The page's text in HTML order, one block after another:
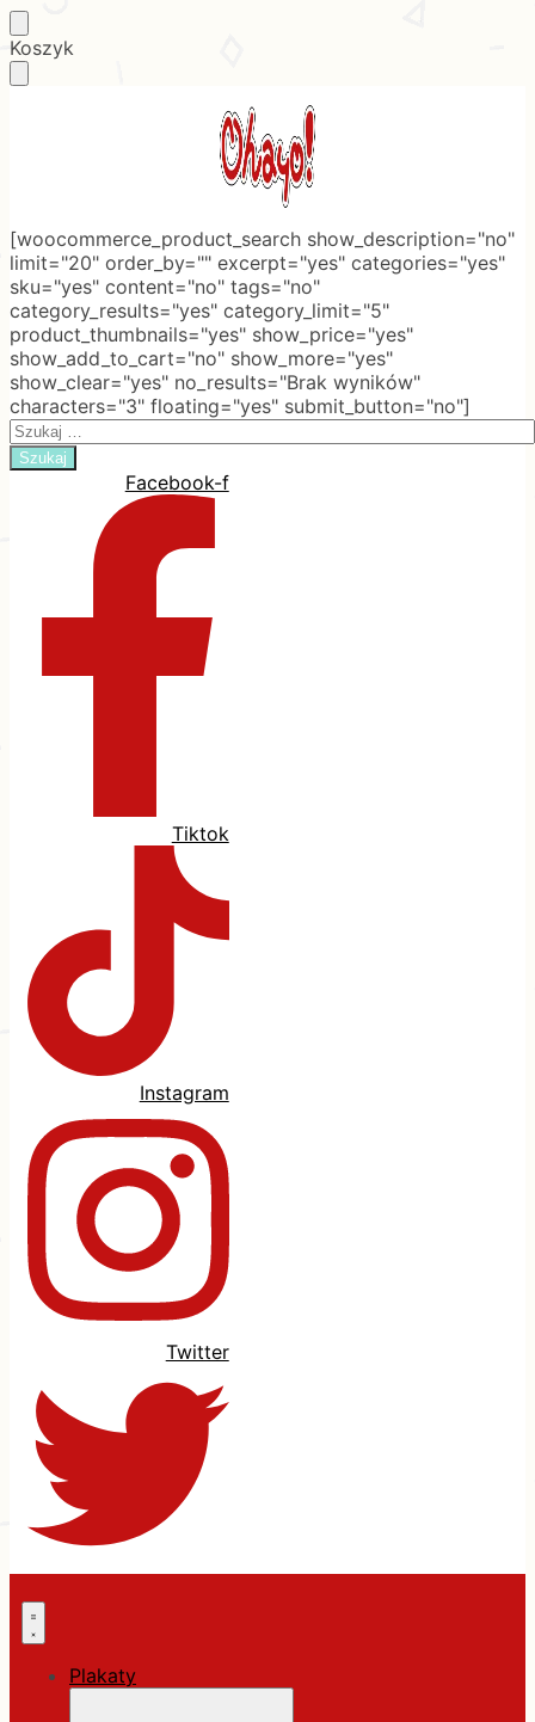
Skip
to
Skip
to
Koszyk
[woocommerce_product_search show_description="no"
limit="20" order_by="" excerpt="yes" categories="yes"
sku="yes" content="no" tags="no"
category_results="yes" category_limit="5"
product_thumbnails="yes" show_price="yes"
show_add_to_cart="no" show_more="yes"
show_clear="yes" no_results="Brak wyników"
characters="3" floating="yes" submit_button="no"]
Search
for:
Facebook-f
Tiktok
Instagram
Twitter
Plakaty